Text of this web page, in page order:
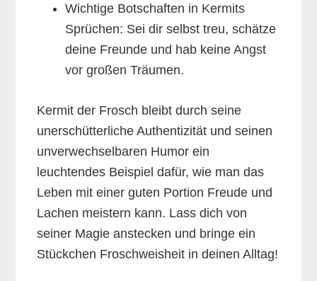
Wichtige Botschaften in Kermits
Sprüchen: Sei dir selbst treu, schätze
deine Freunde und hab keine Angst
vor großen Träumen.
Kermit der Frosch bleibt durch seine
unerschütterliche Authentizität und seinen
unverwechselbaren Humor ein
leuchtendes Beispiel dafür, wie man das
Leben mit einer guten Portion Freude und
Lachen meistern kann. Lass dich von
seiner Magie anstecken und bringe ein
Stückchen Froschweisheit in deinen Alltag!